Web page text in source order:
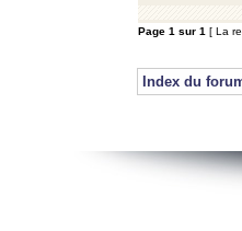
Page 1 sur 1 [ La
Index du